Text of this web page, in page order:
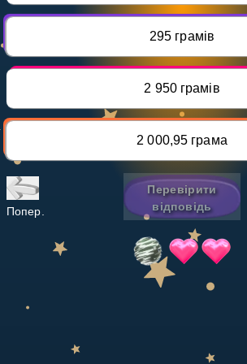
Invite a Friend
Select curriculum
295 грамів
2 950 грамів
2 000,95 грама
Попер.
Перевірити
відповідь